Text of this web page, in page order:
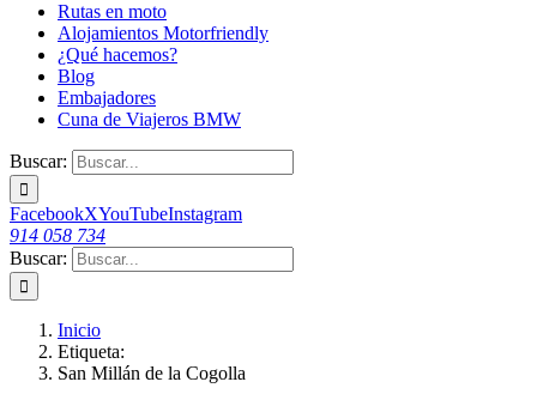
Rutas en moto
Alojamientos Motorfriendly
¿Qué hacemos?
Blog
Embajadores
Cuna de Viajeros BMW
Buscar:
FacebookXYouTubeInstagram
914 058 734
Buscar:
Inicio
Etiqueta:
San Millán de la Cogolla